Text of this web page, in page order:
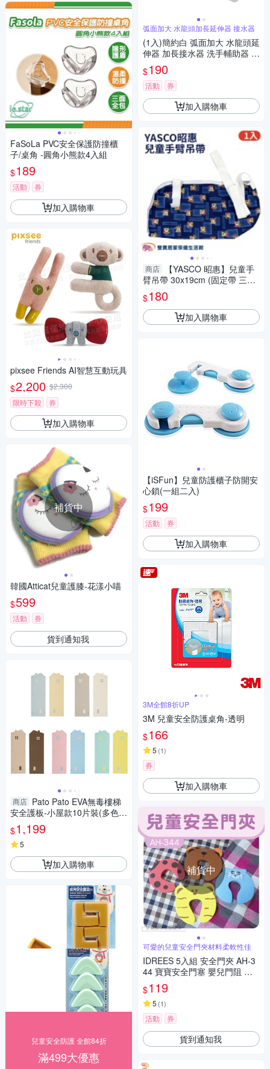
FaSoLa PVC安全保護防撞櫃
子/桌角 -圓角小熊款4入組
$189
活動 券
加入購物車
pixsee Friends AI智慧互動玩具
$2,200 $2,300
限時下殺
券
加入購物車
補貨中
韓國Atticat兒童護膝-花漾小喵
$599
活動 券
貨到通知我
商店 Pato Pato EVA無毒樓梯
安全護板-小屋款10片裝(多色可
選)附收納袋附束帶|樓梯檔板|
樓梯間格檔板
$1,199
5
加入購物車
兒童安全防護 全館84折
滿499大優惠
弧面加大 水龍頭加長延伸器 接水器
(1入)簡約白 弧面加大 水龍頭延
伸器 加長接水器 洗手輔助器 洗
手引水 集中
$190
活動 券
加入購物車
商店
【YASCO 昭惠】兒童手
臂吊帶 30x19cm (固定帶 三角
巾)
$180
加入購物車
【iSFun】兒童防護櫃子防開安
心鎖(一組二入)
$199
活動 券
加入購物車
3M全館8折UP
3M 兒童安全防護桌角-透明
$166
5 (1)
券
加入購物車
補貨中
可愛的兒童安全門夾材料柔軟性佳
IDREES 5入組 安全門夾 AH-3
44 寶寶安全門塞 嬰兒門阻 門
擋 卡通門夾 防夾手 兒童安全門
夾
$119
5 (1)
活動 券
貨到通知我